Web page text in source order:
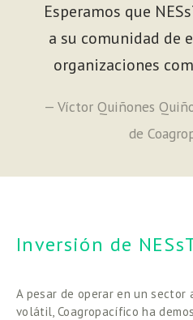
Esperamos que
a su comunidad de
organizaciones
— Víctor Quiñones
de
Inversión de
A pesar de operar en un
volátil, Coagropacífico ha